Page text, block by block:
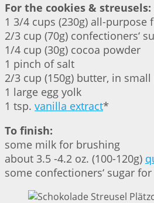
For the cookies & streusels:
1 3/4 cups (230g) all-purpose
2/3 cup (70g) confectioners‘
1/4 cup (30g) cocoa powder
1 pinch of salt
2/3 cup (150g) butter, in small
1 large egg yolk
1 tsp. vanilla extract*
To finish:
some milk for brushing
about 3.5 -4.2 oz. (100-120g)
some confectioners‘ sugar